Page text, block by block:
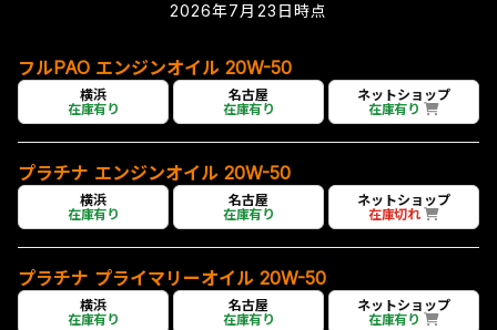
2026年7月23日時点
フルPAO エンジンオイル 20W-50
横浜
在庫有り
名古屋
在庫有り
ネットショップ
在庫有り
プラチナ エンジンオイル 20W-50
横浜
在庫有り
名古屋
在庫有り
ネットショップ
在庫切れ
プラチナ プライマリーオイル 20W-50
横浜
在庫有り
名古屋
在庫有り
ネットショップ
在庫有り